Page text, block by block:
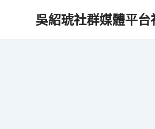
吳紹琥社群媒體平台